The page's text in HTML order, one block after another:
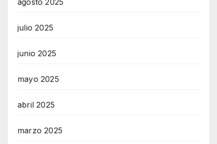
julio 2025
junio 2025
mayo 2025
abril 2025
marzo 2025